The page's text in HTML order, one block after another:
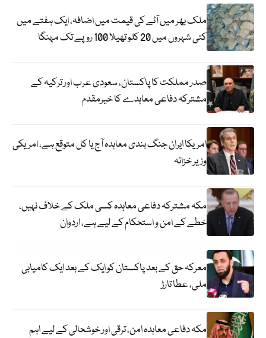
ملک بھر میں آٹے کی قیمت میں اضافہ، ایک ہفتے میں
کئی شہروں میں 20 کلو تھیلا 100 روپے تک مہنگا
صدر مملکت کا پاکستان، سعودی عرب اور ترکیہ کے
مشترکہ دفاعی معاہدے کا خیرمقدم
امریکا ایران جنگ بندی معاہدہ آج یا کل متوقع ہے، امریکی
وزیر خزانہ
مکہ مشترکہ دفاعی معاہدہ کسی ملک کے خلاف نہیں،
خطے کے امن و استحکام کے لیے ہے، اردوان
معرکہ حق کے بعد پاکستان کو ایک کے بعد ایک کامیابی
ملی، عطا تارڑ
مکہ دفاعی معاہدہ امن، ترقی اور خوشحالی کے لیے اہم